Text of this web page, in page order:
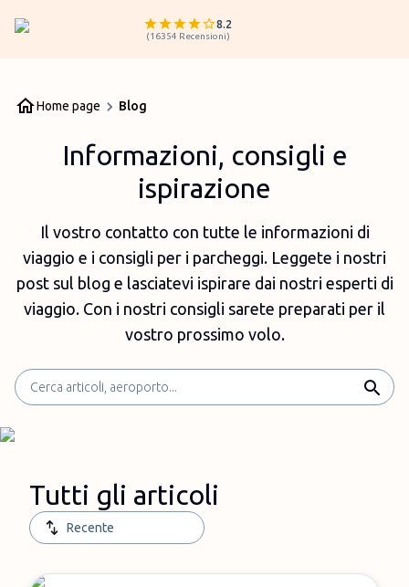
8.2
(16354 Recensioni)
Home page Blog
Informazioni, consigli e
ispirazione
Il vostro contatto con tutte le informazioni di
viaggio e i consigli per i parcheggi. Leggete i nostri
post sul blog e lasciatevi ispirare dai nostri esperti di
viaggio. Con i nostri consigli sarete preparati per il
vostro prossimo volo.
Tutti gli articoli
Recente